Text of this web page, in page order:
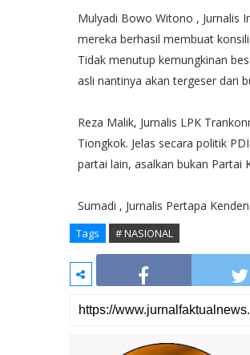
Mulyadi Bowo Witono , Jurnalis
mereka berhasil membuat
Tidak menutup kemungkinan
asli nantinya akan tergeser dari
Reza Malik, Jurnalis LPK
Tiongkok. Jelas secara politik
partai lain, asalkan bukan Partai
Sumadi , Jurnalis Pertapa
Tags # NASIONAL